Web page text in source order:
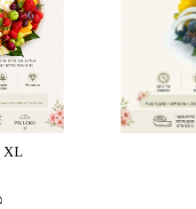
🌾